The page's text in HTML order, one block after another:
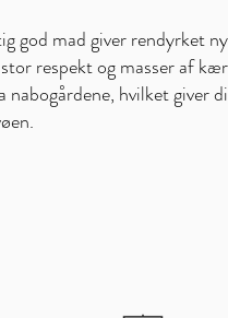
god mad giver rendyrket
respekt og masser af
hvilket giver